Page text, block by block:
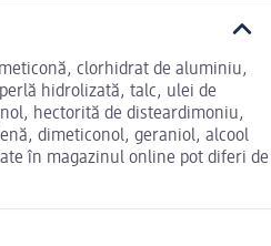
clorhidrat de aluminiu,
hidrolizată, talc, ulei de
hectorită de disteardimoniu,
dimeticonol, geraniol, alcool
în magazinul online pot diferi de